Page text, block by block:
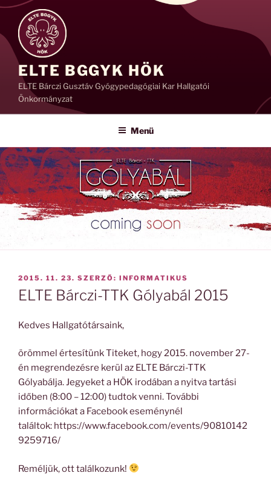
Tartalomhoz
ELTE BGGYK HÖK
ELTE Bárczi Gusztáv Gyógypedagógiai Kar Hallgatói
Önkormányzat
Menü
BEKÜLDVE:
2015. 11. 23. SZERZŐ: INFORMATIKUS
ELTE Bárczi-TTK Gólyabál 2015
Kedves Hallgatótársaink,
örömmel értesítünk Titeket, hogy 2015. november 27-
én megrendezésre kerül az ELTE Bárczi-TTK
Gólyabálja. Jegyeket a HÖK irodában a nyitva tartási
időben (8:00 – 12:00) tudtok venni. További
információkat a Facebook eseménynél
találtok: https://www.facebook.com/events/90810142
9259716/
Reméljük, ott találkozunk!